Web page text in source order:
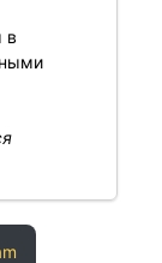
в